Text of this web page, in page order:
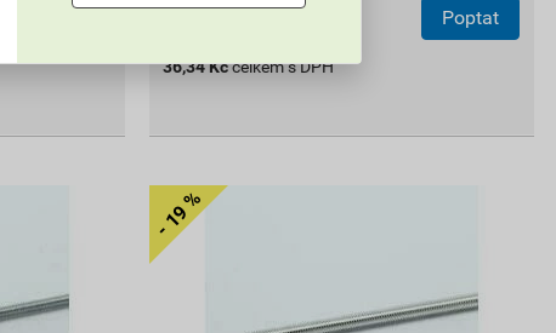
Poptat
36,34Kčcelkem s DPH